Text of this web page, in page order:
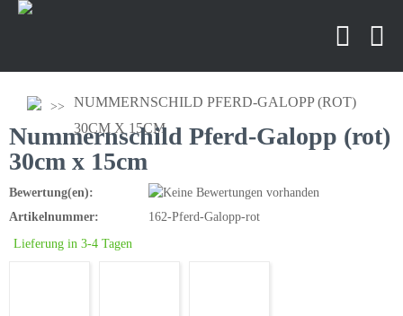
NUMMERNSCHILD PFERD-GALOPP (ROT)
30CM X 15CM
Nummernschild Pferd-Galopp (rot)
30cm x 15cm
Bewertung(en):
Artikelnummer:
162-Pferd-Galopp-rot
Lieferung in 3-4 Tagen